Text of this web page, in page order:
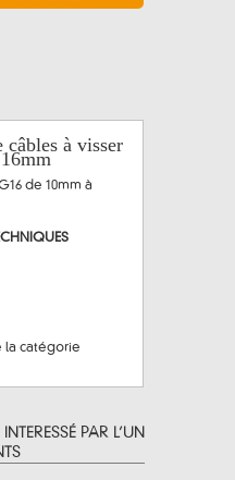
à visser
de 10mm à
la catégorie
PAR L’UN